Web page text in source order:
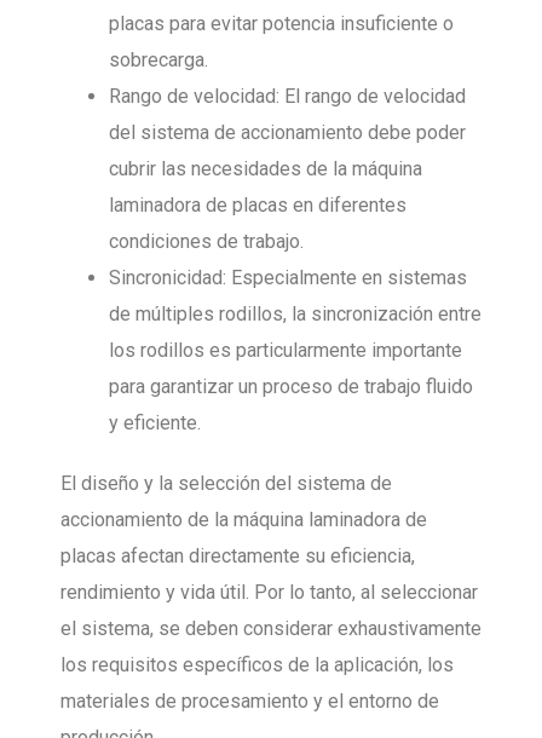
placas para evitar potencia insuficiente o
sobrecarga.
Rango de velocidad: El rango de velocidad
del sistema de accionamiento debe poder
cubrir las necesidades de la máquina
laminadora de placas en diferentes
condiciones de trabajo.
Sincronicidad: Especialmente en sistemas
de múltiples rodillos, la sincronización entre
los rodillos es particularmente importante
para garantizar un proceso de trabajo fluido
y eficiente.
El diseño y la selección del sistema de
accionamiento de la máquina laminadora de
placas afectan directamente su eficiencia,
rendimiento y vida útil. Por lo tanto, al seleccionar
el sistema, se deben considerar exhaustivamente
los requisitos específicos de la aplicación, los
materiales de procesamiento y el entorno de